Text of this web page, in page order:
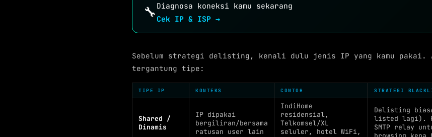
🔧 Diagnosa koneksi kamu sekarang
Cek IP & ISP →
Sebelum strategi delisting, kenali dulu jenis IP yang kamu pakai.
tergantung tipe:
TIPE IP KONTEKS CONTOH STRATEGI
Shared /
Dinamis
IP dipakai
bergiliran/bersama
ratusan user lain
IndiHome
residensial,
Telkomsel/XL
seluler, hotel WiFi,
Delisting
listed lagi).
SMTP relay